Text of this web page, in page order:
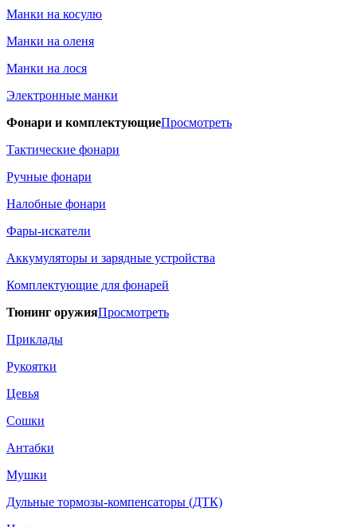
Манки на косулю
Манки на оленя
Манки на лося
Электронные манки
Фонари и комплектующиеПросмотреть
Тактические фонари
Ручные фонари
Налобные фонари
Фары-искатели
Аккумуляторы и зарядные устройства
Комплектующие для фонарей
Тюнинг оружияПросмотреть
Приклады
Рукоятки
Цевья
Сошки
Антабки
Мушки
Дульные тормозы-компенсаторы (ДТК)